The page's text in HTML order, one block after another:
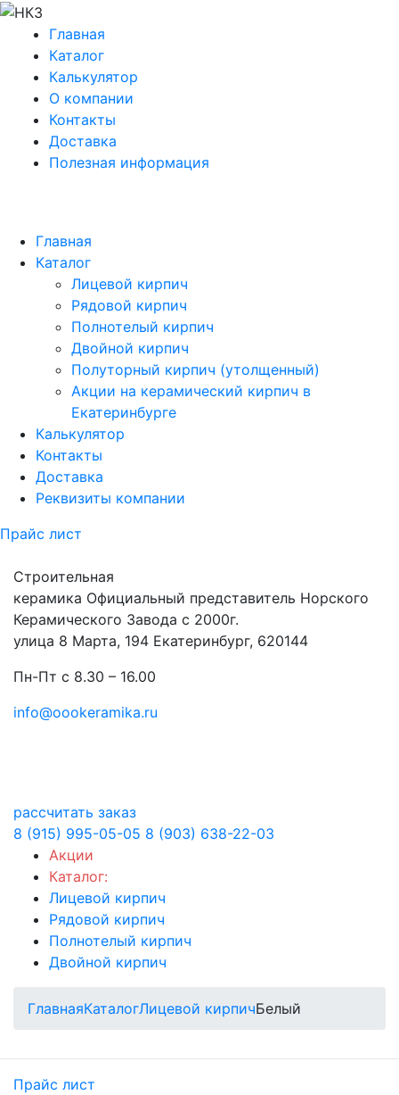
Главная
Каталог
Калькулятор
О компании
Контакты
Доставка
Полезная информация
Главная
Каталог
Лицевой кирпич
Рядовой кирпич
Полнотелый кирпич
Двойной кирпич
Полуторный кирпич (утолщенный)
Акции на керамический кирпич в
Екатеринбурге
Калькулятор
Контакты
Доставка
Реквизиты компании
Прайс лист
Строительная
керамика Официальный представитель Норского
Керамического Завода с 2000г.
улица 8 Марта, 194 Екатеринбург, 620144
Пн-Пт с 8.30 – 16.00
info@oookeramika.ru
рассчитать заказ
8 (915) 995-05-05 8 (903) 638-22-03
Акции
Каталог:
Лицевой кирпич
Рядовой кирпич
Полнотелый кирпич
Двойной кирпич
ГлавнаяКаталогЛицевой кирпичБелый
Прайс лист